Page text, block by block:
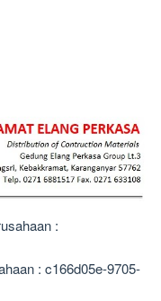
:
: c166d05e-9705-